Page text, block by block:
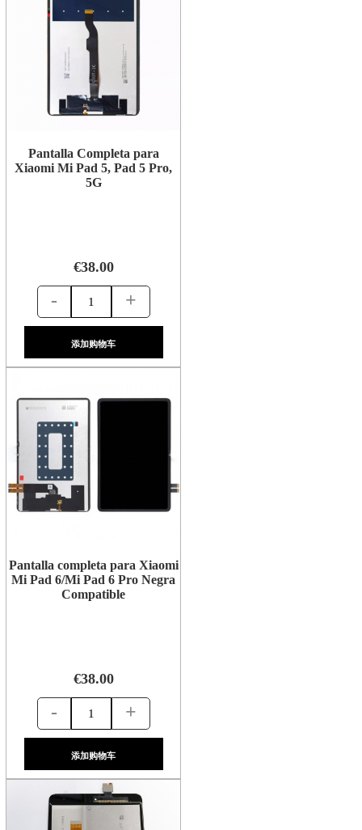
Pantalla Completa para
Xiaomi Mi Pad 5, Pad 5 Pro,
5G
€38.00
- +
添加购物车
Pantalla completa para Xiaomi
Mi Pad 6/Mi Pad 6 Pro Negra
Compatible
€38.00
- +
添加购物车